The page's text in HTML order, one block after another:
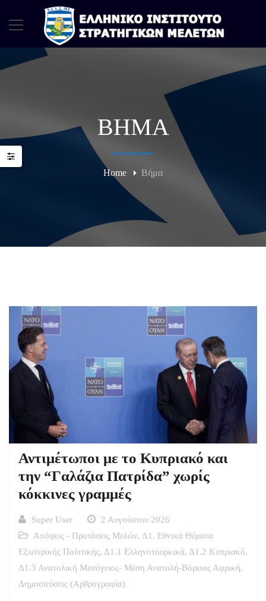
ΒΉΜΑ
Home Βήμα
Αντιμέτωποι με το Κυπριακό και
την “Γαλάζια Πατρίδα” χωρίς
κόκκινες γραμμές
Super User
2 Αυγούστου 2026
Απόψεις - Προτάσεις Μελών, Δ1. Εθνικά Θέματα
Εξωτερικής Πολιτικής, Δ1.1 Ελληνοτουρκικά, Δ1.2 Κυπριακό,
Δ1.3 Ανατολική Μεσόγειος- Μέση Ανατολή-Βόρειος Αφρική,
Δημοσιεύσεις (Αρθρογραφία)